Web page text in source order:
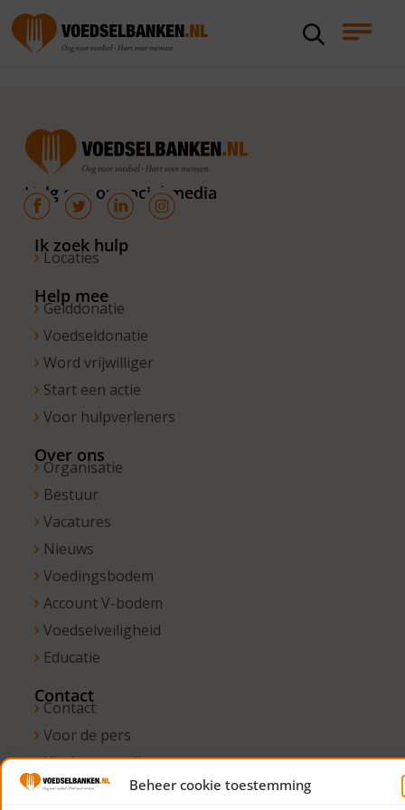
Beheer cookie toestemming
Volg ons op social media
Ik zoek hulp
Locaties
Help mee
Gelddonatie
Voedseldonatie
Word vrijwilliger
Start een actie
Voor hulpverleners
Over ons
Organisatie
Bestuur
Vacatures
Nieuws
Voedingsbodem
Account V-bodem
Voedselveiligheid
Educatie
Contact
Contact
Voor de pers
Klachtenregeling
Vertrouwenspersonen